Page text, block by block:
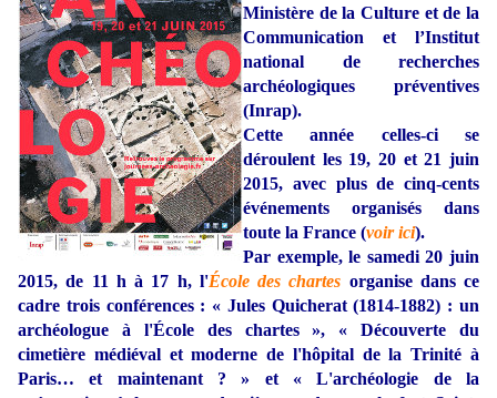
Ministère de la Culture et de la
Communication et l’Institut
national de recherches
archéologiques préventives
(Inrap).
Cette année celles-ci se
déroulent les 19, 20 et 21 juin
2015, avec plus de cinq-cents
événements organisés dans
toute la France (voir ici).
Par exemple, le samedi 20 juin
2015, de 11 h à 17 h, l'École des chartes organise dans ce
cadre trois conférences : « Jules Quicherat (1814-1882) : un
archéologue à l'École des chartes », « Découverte du
cimetière médiéval et moderne de l'hôpital de la Trinité à
Paris… et maintenant ? » et « L'archéologie de la